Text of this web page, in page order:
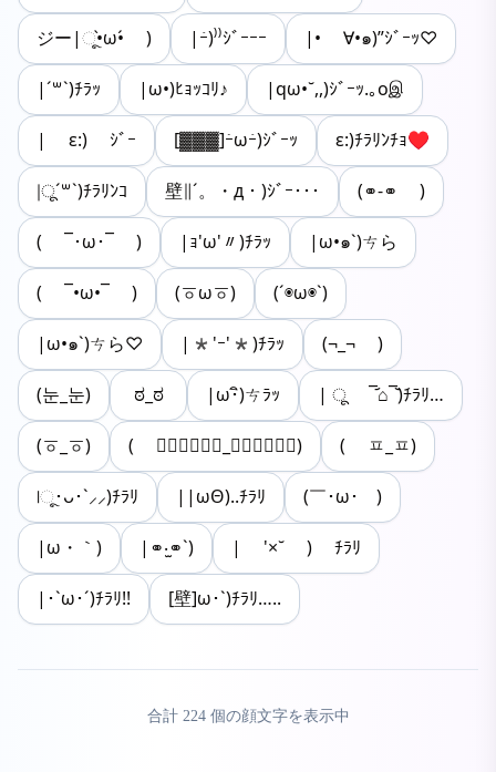
ジー|ૂ•̀ω•́ ) |ｰ́)⁾⁾ｼﾞｰｰｰ |• ∀•๑)”ｼﾞｰｯ♡
|´꒳`)ﾁﾗｯ |ω•)ﾋｮｯｺﾘ♪ |qω•˘,,)ｼﾞｰｯ.｡oஇ
| ε:) ｼﾞｰ [▓▓▓]ｰ̀ωｰ́)ｼﾞｰｯ ε:)ﾁﾗﾘﾝﾁｮ♥
|ू´꒳`)ﾁﾗﾘﾝｺ 壁∥´。・д・)ｼﾞｰ･･･ (⚭-⚭ )
( ¯･ω･¯ ) |ｮ'ω'〃)ﾁﾗｯ |ω•๑`)ㄘら
( ¯•ω•¯ ) (ㆆωㆆ) (´◉ω◉`)
|ω•๑`)ㄘら♡ |*'ｰ'*)ﾁﾗｯ (¬_¬ )
(눈_눈) ಠ_ಠ |ω･ิ)ㄘﾗｯ | ू ‾᷄⌂‾᷅)ﾁﾗﾘ…
(ㆆ_ㆆ) ( ↂ⃝⃓⃙⃚⃘_ↂ⃝⃓⃙⃚⃘) ( ㅍ_ㅍ)
|ૂ･ᴗ･`⸝⸝)ﾁﾗﾘ ||ωΘ)..ﾁﾗﾘ (￣･ω･￣)
|ω・｀) |⚭‧̫⚭`) | '×˘ ) ﾁﾗﾘ
|･`ω･´)ﾁﾗﾘ!! [壁]ω･`)ﾁﾗﾘ…..
合計 224個の顔文字を表示中